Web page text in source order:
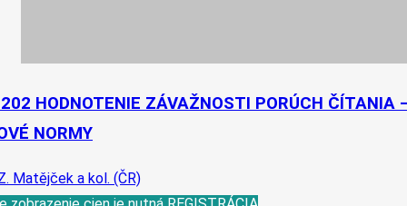
HODNOTENIE ZÁVAŽNOSTI PORÚCH ČÍTANIA
NORMY
Matějček a kol. (ČR)